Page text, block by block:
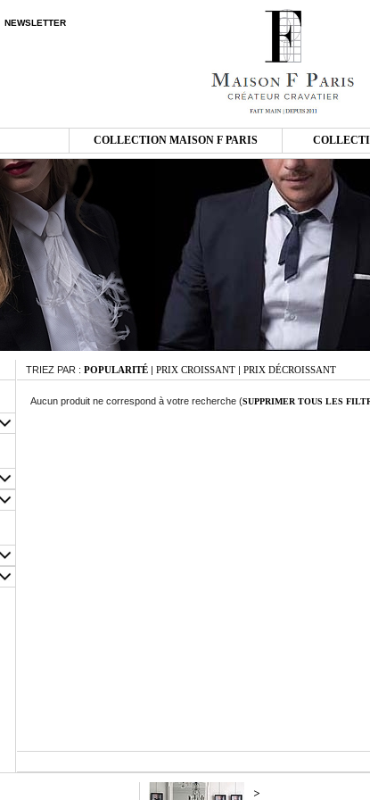
NEWSLETTER
COLLECTION MAISON F PARIS
TRIEZ PAR : POPULARITÉ | PRIX CROISSANT | PRIX DÉCROISSANT
Aucun produit ne correspond à votre recherche (SUPPRIMER TOUS LES
>